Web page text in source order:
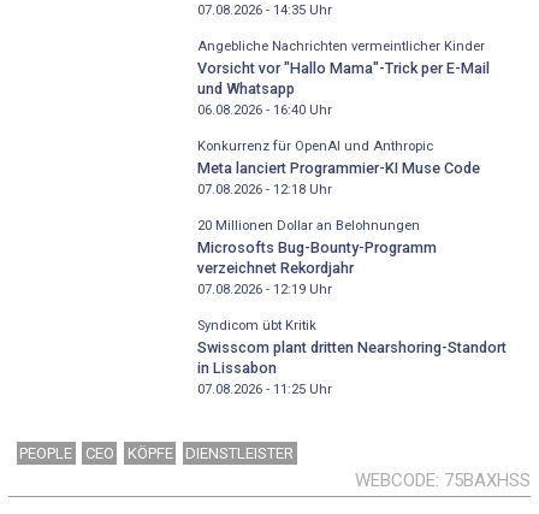
07.08.2026 - 14:35Uhr
Angebliche Nachrichten vermeintlicher Kinder
Vorsicht vor "Hallo Mama"-Trick per E-Mail
und Whatsapp
06.08.2026 - 16:40Uhr
Konkurrenz für OpenAI und Anthropic
Meta lanciert Programmier-KI Muse Code
07.08.2026 - 12:18Uhr
20 Millionen Dollar an Belohnungen
Microsofts Bug-Bounty-Programm
verzeichnet Rekordjahr
07.08.2026 - 12:19Uhr
Syndicom übt Kritik
Swisscom plant dritten Nearshoring-Standort
in Lissabon
07.08.2026 - 11:25Uhr
PEOPLE CEO KÖPFE DIENSTLEISTER
WEBCODE 75BAXHSS